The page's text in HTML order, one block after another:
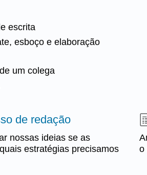
escrita
esboço e elaboração
um colega
de redação
nossas ideias se as
estratégias precisamos
o